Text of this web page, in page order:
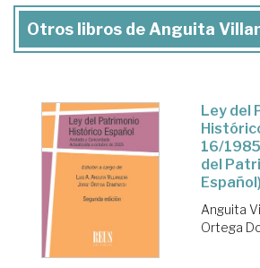
Otros libros de Anguita
Ley del
16/
del
Español)
Anguita
Ortega